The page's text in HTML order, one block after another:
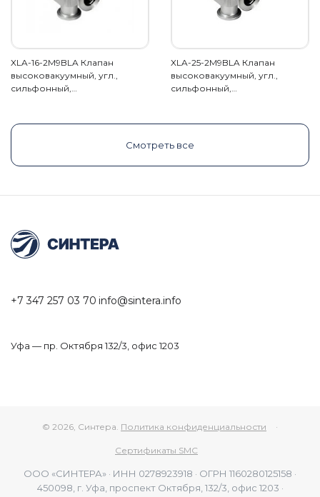
XLA-16-2M9BLA Клапан
высоковакуумный, угл.,
сильфонный,…
XLA-25-2M9BLA Клапан
высоковакуумный, угл.,
сильфонный,…
Смотреть все
+7 347 257 03 70 info@sintera.info
Уфа — пр. Октября 132/3, офис 1203
© 2026, Синтера. Политика конфиденциальности ·
Сертификаты SMC
ООО «СИНТЕРА» · ИНН 0278923918 · ОГРН 1160280125158 ·
450098, г. Уфа, проспект Октября, 132/3, офис 1203 ·